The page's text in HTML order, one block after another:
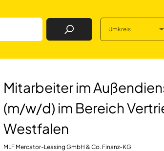
Job Finden Umkreis
-
Mitarbeiter im
(m/w/d) im Bereich
Westfalen
MLF Mercator-Leasing GmbH & Co. Finanz-KG